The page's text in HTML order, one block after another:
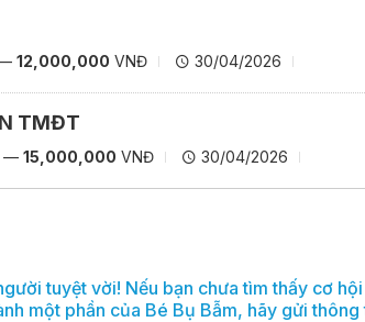
12,000,000 VNĐ 30/04/2026
TMĐT
—15,000,000 VNĐ 30/04/2026
tuyệt vời! Nếu bạn chưa tìm thấy cơ
một phần của Bé Bụ Bẫm, hãy gửi